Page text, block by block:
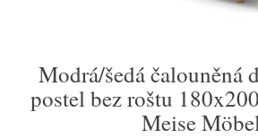
Modrá/šedá čalouněná
postel bez roštu
Meise